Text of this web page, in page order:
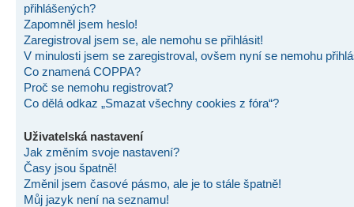
přihlášených?
Zapomněl jsem heslo!
Zaregistroval jsem se, ale nemohu se přihlásit!
V minulosti jsem se zaregistroval, ovšem nyní se nemohu
Co znamená COPPA?
Proč se nemohu registrovat?
Co dělá odkaz „Smazat všechny cookies z fóra“?
Uživatelská nastavení
Jak změním svoje nastavení?
Časy jsou špatně!
Změnil jsem časové pásmo, ale je to stále špatně!
Můj jazyk není na seznamu!